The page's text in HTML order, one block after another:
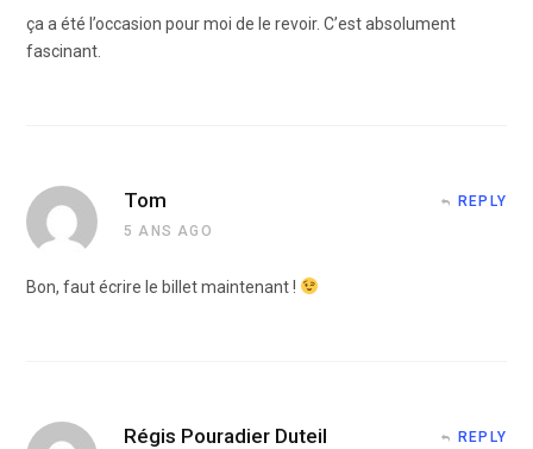
ça a été l’occasion pour moi de le revoir. C’est absolument
fascinant.
Tom
5 ANS AGO
REPLY
Bon, faut écrire le billet maintenant !
Régis Pouradier Duteil REPLY